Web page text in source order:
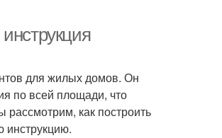
для жилых домов. Он
по всей площади, что
рассмотрим, как построить